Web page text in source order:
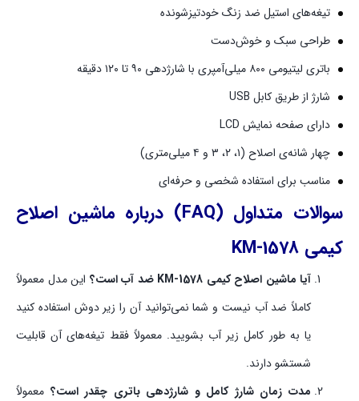
تیغه‌های استیل ضد زنگ خودتیزشونده
طراحی سبک و خوش‌دست
باتری لیتیومی ۸۰۰ میلی‌آمپری با شارژدهی ۹۰ تا ۱۲۰ دقیقه
شارژ از طریق کابل USB
دارای صفحه نمایش LCD
چهار شانه‌ی اصلاح (۱، ۲، ۳ و ۴ میلی‌متری)
مناسب برای استفاده شخصی و حرفه‌ای
سوالات متداول (FAQ) درباره ماشین اصلاح
کیمی KM-1578
آیا ماشین اصلاح کیمی KM-1578 ضد آب است؟
این مدل معمولاً
کاملاً ضد آب نیست و شما نمی‌توانید آن را زیر دوش استفاده کنید
یا به طور کامل زیر آب بشویید. معمولاً فقط تیغه‌های آن قابلیت
شستشو دارند.
مدت زمان شارژ کامل و شارژدهی باتری چقدر است؟ معمولاً